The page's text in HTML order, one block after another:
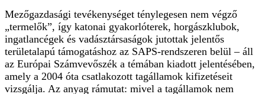
Mezőgazdasági tevékenységet ténylegesen nem végző
„termelők”, így katonai gyakorlóterek, horgászklubok,
ingatlancégek és vadásztársaságok jutottak jelentős
területalapú támogatáshoz az SAPS-rendszeren belül – áll
az Európai Számvevőszék a témában kiadott jelentésében,
amely a 2004 óta csatlakozott tagállamok kifizetéseit
vizsgálja. Az anyag rámutat: mivel a tagállamok nem